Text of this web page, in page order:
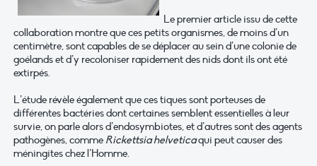
Le premier article issu de cette
collaboration montre que ces petits organismes, de moins d’un
centimètre, sont capables de se déplacer au sein d’une colonie de
goélands et d’y recoloniser rapidement des nids dont ils ont été
extirpés.
L’étude révèle également que ces tiques sont porteuses de
différentes bactéries dont certaines semblent essentielles à leur
survie, on parle alors d’endosymbiotes, et d’autres sont des agents
pathogènes, comme Rickettsia helveticaqui peut causer des
méningites chez l’Homme.